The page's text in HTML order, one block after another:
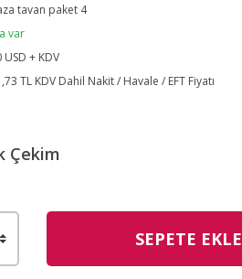
tavan paket 4
var
USD + KDV
TL KDV Dahil Nakit / Havale / EFT Fiyatı
Çekim
SEPETE EKLE